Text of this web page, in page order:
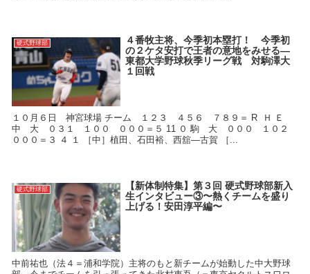
硬式野球部
４番牧主将、今季初本塁打！ 今季初
の２ケタ安打で王者の意地をみせる—
東都大学野球秋季リーグ戦 対駒澤大
１回戦
１０月６日 神宮球場 チーム １２３ ４５６ ７８９＝ R Ｈ Ｅ
中 大 ０３１ １００ ０００＝５ 11 ０ 駒 大 ０００ １０２
０００＝３ ４ １ ［中］植田、石田裕、西舘―古賀 ［...
硬式野球部
【新体制特集】第３回 硬式野球部新入
生インタビュー③〜熱くチームを盛り
上げる！安田淳平編〜
中前祐也（法４＝浦和学院）主将のもと新チームが始動した中大野球